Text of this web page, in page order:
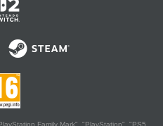
Family Mark", "PlayStation", "PS5